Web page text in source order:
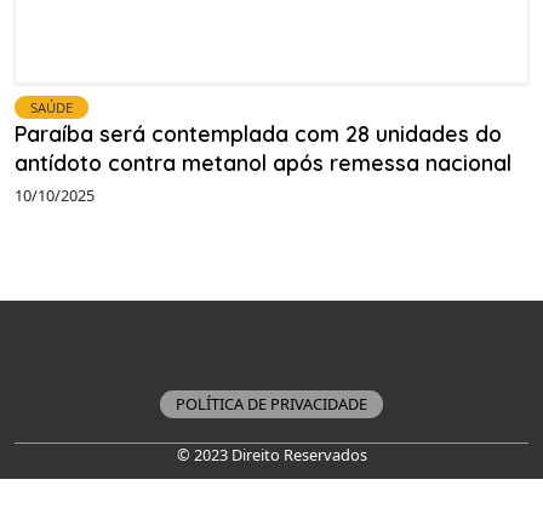
SAÚDE
Paraíba será contemplada com 28 unidades do
antídoto contra metanol após remessa nacional
10/10/2025
POLÍTICA DE PRIVACIDADE
© 2023 Direito Reservados